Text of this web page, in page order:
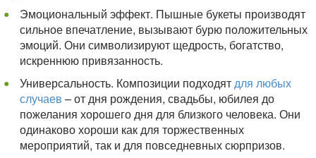
Эмоциональный эффект. Пышные букеты производят
сильное впечатление, вызывают бурю положительных
эмоций. Они символизируют щедрость, богатство,
искреннюю привязанность.
Универсальность. Композиции подходятдля любых
случаев – от дня рождения, свадьбы, юбилея до
пожелания хорошего дня для близкого человека. Они
одинаково хороши как для торжественных
мероприятий, так и для повседневных сюрпризов.